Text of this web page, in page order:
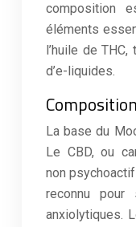
composition
éléments
l’huile de
d’e-liquides.
La base du
Le CBD, ou
non
reconnu
anxiolytiques.